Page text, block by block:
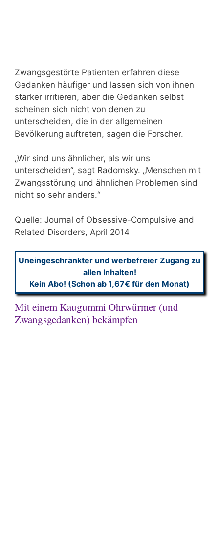
Zwangsgestörte Patienten erfahren diese
Gedanken häufiger und lassen sich von ihnen
stärker irritieren, aber die Gedanken selbst
scheinen sich nicht von denen zu
unterscheiden, die in der allgemeinen
Bevölkerung auftreten, sagen die Forscher.
„Wir sind uns ähnlicher, als wir uns
unterscheiden“, sagt Radomsky. „Menschen mit
Zwangsstörung und ähnlichen Problemen sind
nicht so sehr anders.“
Quelle: Journal of Obsessive-Compulsive and
Related Disorders, April 2014
Uneingeschränkter und werbefreier Zugang zu
allen Inhalten!
Kein Abo! (Schon ab 1,67€ für den Monat)
Mit einem Kaugummi Ohrwürmer (und
Zwangsgedanken) bekämpfen